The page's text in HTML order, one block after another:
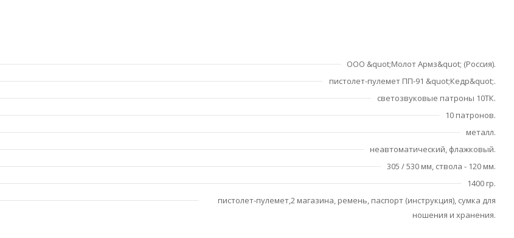
ООО &quot;Молот Армз&quot; (Россия).
пистолет-пулемет ПП-91 &quot;Кедр&quot;.
светозвуковые патроны 10ТК.
10 патронов.
металл.
неавтоматический, флажковый.
305 / 530 мм, ствола - 120 мм.
1400 гр.
пистолет-пулемет,2 магазина, ремень, паспорт (инструкция), сумка для
ношения и хранения.